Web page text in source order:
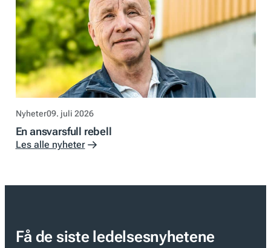
Nyheter09. juli 2026
En ansvarsfull rebell
Les alle nyheter
Få de siste ledelsesnyhetene